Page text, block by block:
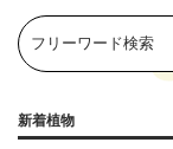
新着植物